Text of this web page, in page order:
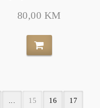
80,00 KM
15 16 17